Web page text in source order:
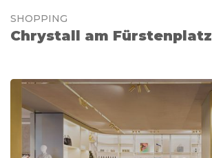
SHOPPING
Chrystall am Fürstenplatz